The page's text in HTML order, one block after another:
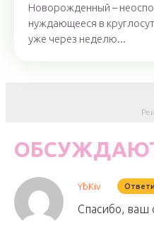
Новорожденный –
нуждающееся в
уже через неделю...
YbKiv
Спасибо, ваш